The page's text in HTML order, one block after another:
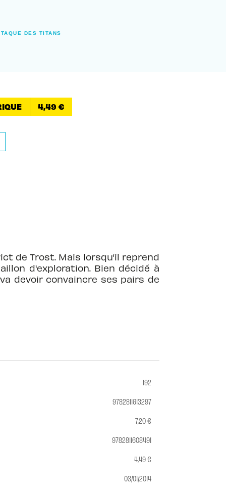
DES TITANS
4,49 €
de Trost. Mais lorsqu’il reprend
d'exploration. Bien décidé à
devoir convaincre ses pairs de
192
9782811613297
7,20 €
9782811608491
4,49 €
03/01/2014